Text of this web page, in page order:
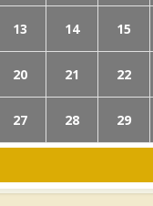
13 14 15
20 21 22
27 28 29